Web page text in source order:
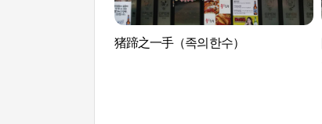
猪蹄之一手（족의한수）